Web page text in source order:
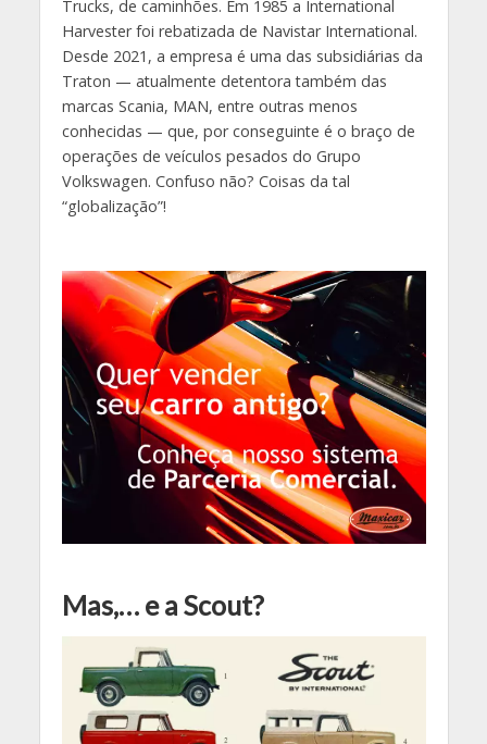
Trucks, de caminhões. Em 1985 a International
Harvester foi rebatizada de Navistar International.
Desde 2021, a empresa é uma das subsidiárias da
Traton — atualmente detentora também das
marcas Scania, MAN, entre outras menos
conhecidas — que, por conseguinte é o braço de
operações de veículos pesados ​​do Grupo
Volkswagen. Confuso não? Coisas da tal
“globalização”!
Mas,… e a Scout?